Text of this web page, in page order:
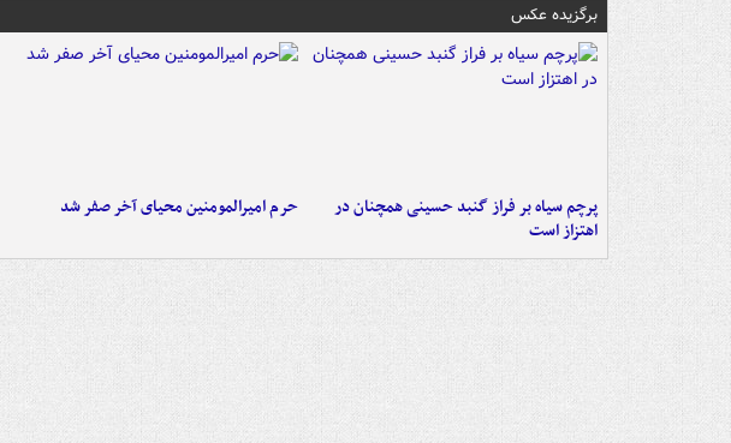
برگزیده عکس
پرچم سیاه بر فراز گنبد حسینی همچنان در
اهتزاز است
حرم امیرالمومنین محیای آخر صفر شد